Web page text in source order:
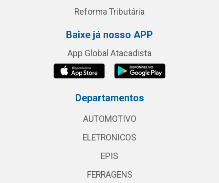
Reforma Tributária
Baixe já nosso APP
App Global Atacadista
Departamentos
AUTOMOTIVO
ELETRONICOS
EPIS
FERRAGENS